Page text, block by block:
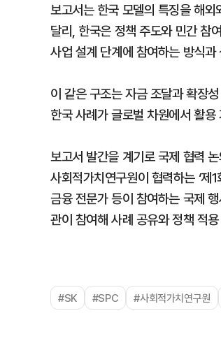
보고서는 한국 모델의 특징을 해
달리, 한국은 정책 주도와 민간 참
사업 설계 단계에 참여하는 방식
이 같은 구조는 자금 조달과 확장
한국 사례가 글로벌 차원에서 활
보고서 발간을 계기로 국제 협력
사회적가치연구원이 협력하는 ‘제
금융 전문가 등이 참여하는 국제
관이 참여해 사례 공유와 정책 적
#SK #SPC #사회적가치연구원